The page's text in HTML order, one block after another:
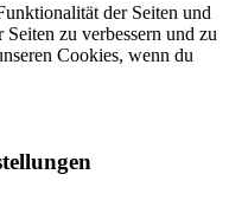
der Seiten und
zu verbessern und zu
Cookies, wenn du